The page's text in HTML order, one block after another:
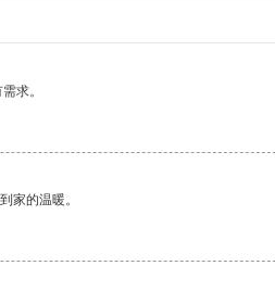
求。
家的温暖。